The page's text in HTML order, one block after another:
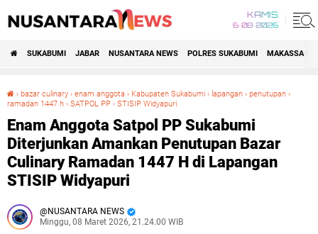
KAMIS
6•08•2026
SUKABUMI JABAR NUSANTARA NEWS POLRES SUKABUMI MAKASSAR
› bazar culinary › enam anggota › Kabupaten Sukabumi › lapangan › penutupan ›
ramadan 1447 h › SATPOL PP › STISIP Widyapuri
Enam Anggota Satpol PP Sukabumi
Diterjunkan Amankan Penutupan Bazar
Culinary Ramadan 1447 H di Lapangan
STISIP Widyapuri
NUSANTARA NEWS
Minggu, 08 Maret 2026, 21.24.00 WIB